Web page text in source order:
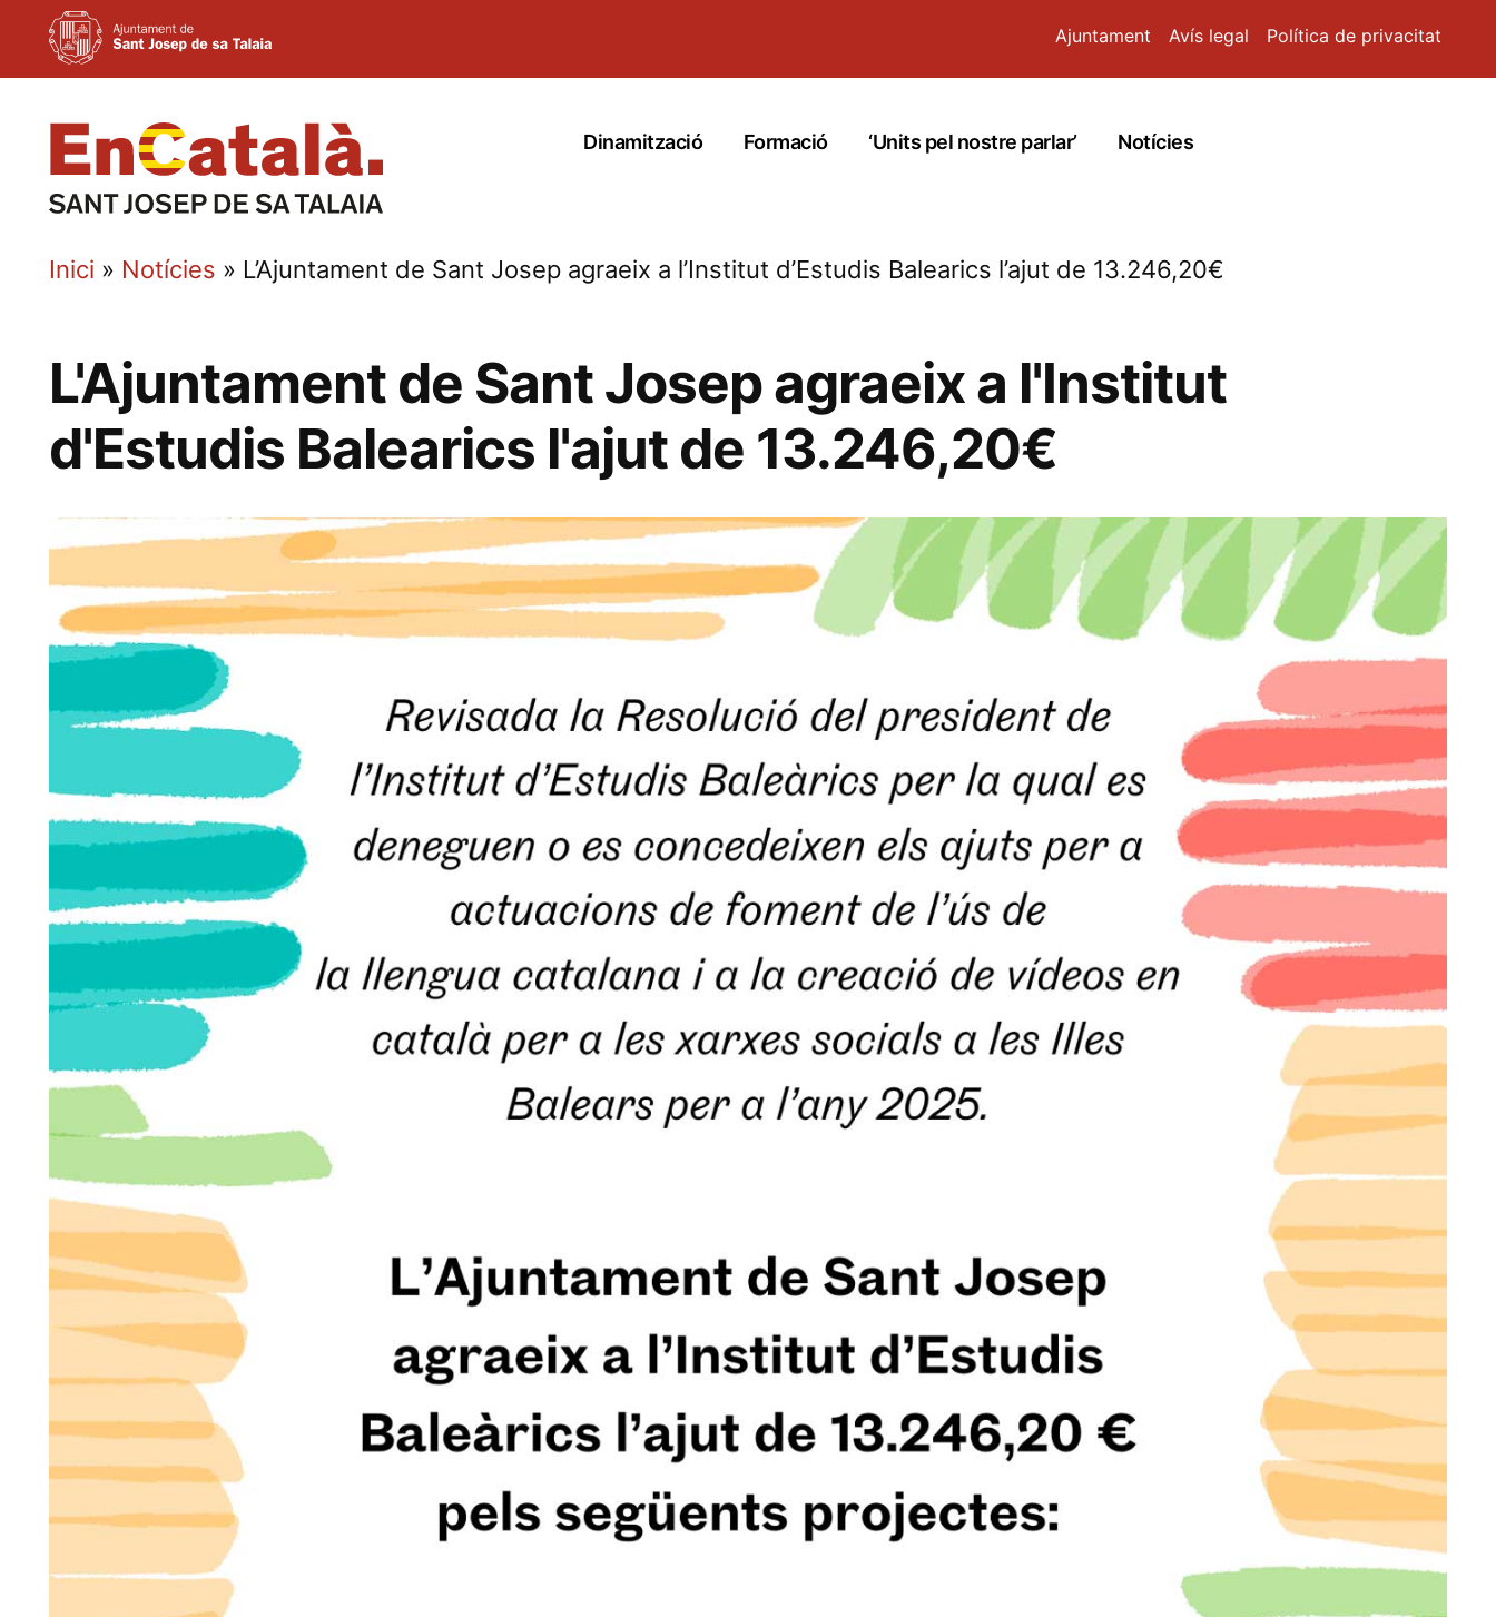
Ajuntament Avís legal Política de privacitat
al
contingut
Dinamització Formació ‘Units pel nostre parlar’ Notícies
Inici » Notícies » L’Ajuntament de Sant Josep agraeix a l’Institut d’Estudis Balearics l’ajut de 13.246,20€
L'Ajuntament de Sant Josep agraeix a l'Institut
d'Estudis Balearics l'ajut de 13.246,20€